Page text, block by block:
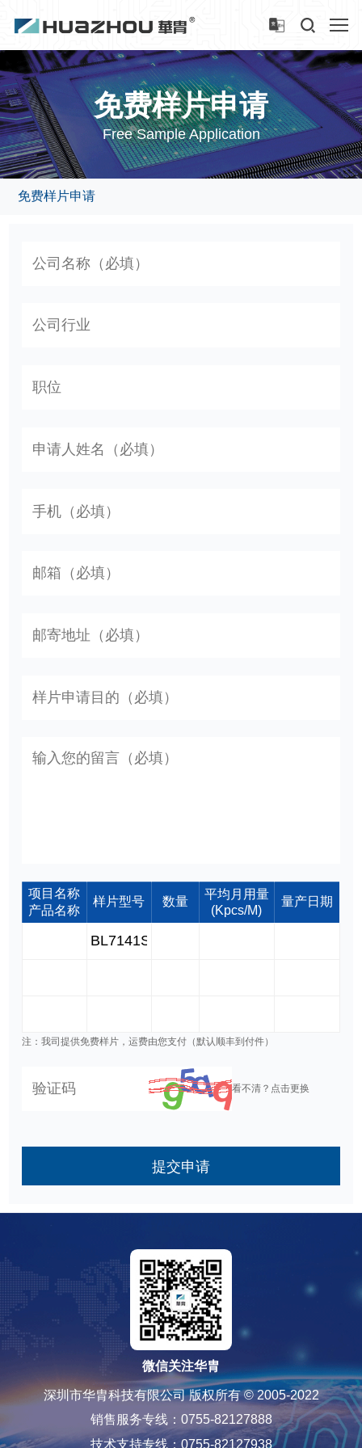
免费样片申请
Free Sample Application
免费样片申请
项目名称
产品名称
样片型号 数量
平均月用量
(Kpcs/M)
量产日期
注：我司提供免费样片，运费由您支付（默认顺丰到付件）
看不清？点击更换
提交申请
微信关注华胄
深圳市华胄科技有限公司 版权所有 © 2005-2022
销售服务专线：0755-82127888
技术支持专线：0755-82127938